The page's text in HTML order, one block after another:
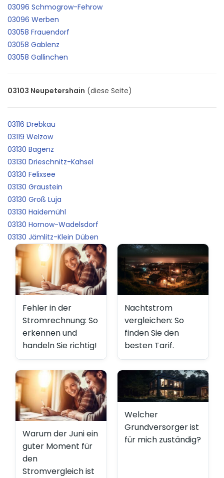
03096 Schmogrow-Fehrow
03096 Werben
03058 Frauendorf
03058 Gablenz
03058 Gallinchen
03103 Neupetershain (diese Seite)
03116 Drebkau
03119 Welzow
03130 Bagenz
03130 Drieschnitz-Kahsel
03130 Felixsee
03130 Graustein
03130 Groß Luja
03130 Haidemühl
03130 Hornow-Wadelsdorf
03130 Jämlitz-Klein Düben
Fehler in der
Stromrechnung: So
erkennen und
handeln Sie richtig!
Nachtstrom
vergleichen: So
finden Sie den
besten Tarif.
Warum der Juni ein
guter Moment für
den
Stromvergleich ist
Welcher
Grundversorger ist
für mich zuständig?